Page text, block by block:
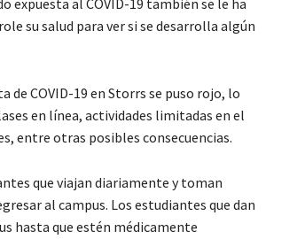
expuesta al COVID-19 también se le ha
su salud para ver si se desarrolla algún
de COVID-19 en Storrs se puso rojo, lo
en línea, actividades limitadas en el
entre otras posibles consecuencias.
que viajan diariamente y toman
al campus. Los estudiantes que dan
hasta que estén médicamente